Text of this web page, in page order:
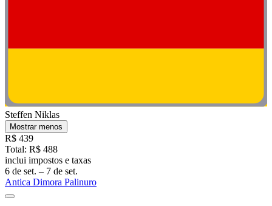
Steffen Niklas
Mostrar menos
R$ 439
Total: R$ 488
inclui impostos e taxas
6 de set. – 7 de set.
Antica Dimora Palinuro